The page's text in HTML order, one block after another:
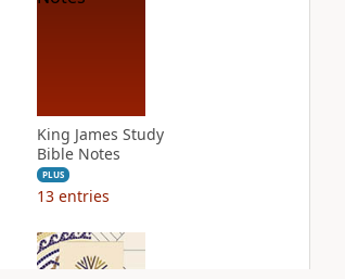
King James Study
Bible Notes
PLUS
13 entries